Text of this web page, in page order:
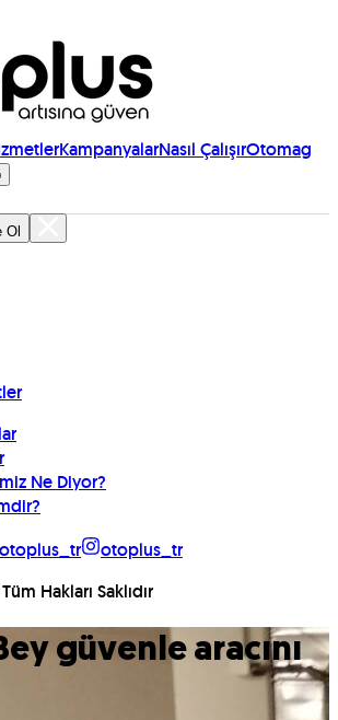
KampanyalarNasıl ÇalışırOtomag
Ol
Ne Diyor?
otoplus_tr
Hakları Saklıdır
güvenle aracını